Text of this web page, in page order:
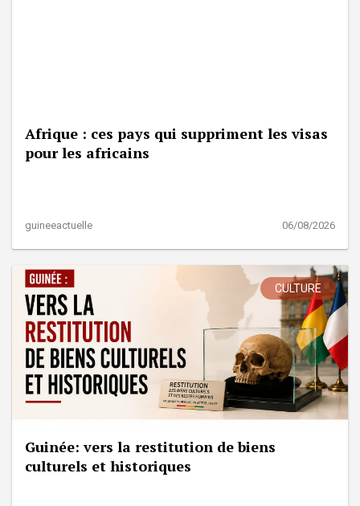
Afrique : ces pays qui suppriment les visas
pour les africains
guineeactuelle 06/08/2026
CULTURE
Guinée: vers la restitution de biens
culturels et historiques